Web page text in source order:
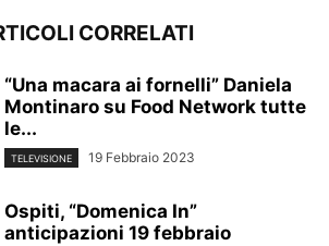
CORRELATI
“Una macara ai fornelli” Daniela
Montinaro su Food Network tutte
le...
TELEVISIONE 19 Febbraio 2023
Ospiti, “Domenica In”
anticipazioni 19 febbraio